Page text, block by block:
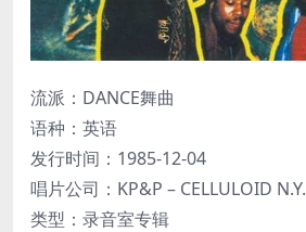
流派：DANCE舞曲
语种：英语
发行时间：1985-12-04
唱片公司：KP&P – CELLULOID N.Y.
类型：录音室专辑